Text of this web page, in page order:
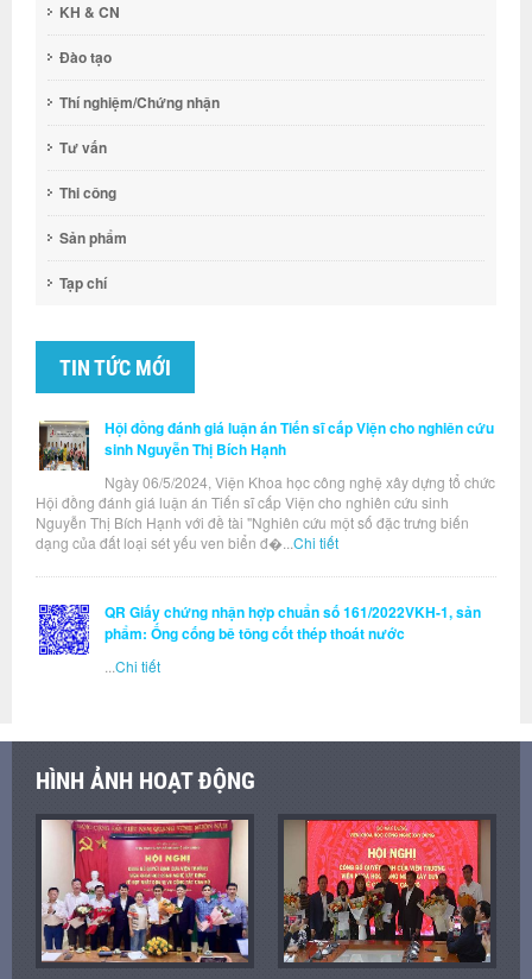
KH & CN
Đào tạo
Thí nghiệm/Chứng nhận
Tư vấn
Thi công
Sản phẩm
Tạp chí
TIN TỨC MỚI
Hội đồng đánh giá luận án Tiến sĩ cấp Viện cho nghiên cứu
sinh Nguyễn Thị Bích Hạnh
Ngày 06/5/2024, Viện Khoa học công nghệ xây dựng tổ chức
Hội đồng đánh giá luận án Tiến sĩ cấp Viện cho nghiên cứu sinh
Nguyễn Thị Bích Hạnh với đề tài "Nghiên cứu một số đặc trưng biến
dạng của đất loại sét yếu ven biển đ�... Chi tiết
QR Giấy chứng nhận hợp chuẩn số 161/2022VKH-1, sản
phẩm: Ống cống bê tông cốt thép thoát nước
Chi tiết
HÌNH ẢNH HOẠT ĐỘNG